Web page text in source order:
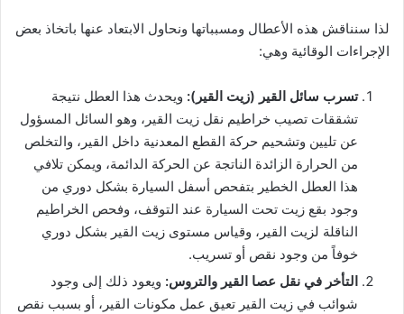
لذا سنناقش هذه الأعطال ومسبباتها ونحاول الابتعاد عنها باتخاذ بعض
الإجراءات الوقائية وهي:
تسرب سائل القير (زيت القير): ويحدث هذا العطل نتيجة
تشققات تصيب خراطيم نقل زيت القير، وهو السائل المسؤول
عن تليين وتشحيم حركة القطع المعدنية داخل القير، والتخلص
من الحرارة الزائدة الناتجة عن الحركة الدائمة، ويمكن تلافي
هذا العطل الخطير بتفحص أسفل السيارة بشكل دوري من
وجود بقع زيت تحت السيارة عند التوقف، وفحص الخراطيم
الناقلة لزيت القير، وقياس مستوى زيت القير بشكل دوري
خوفاً من وجود نقص أو تسريب.
التأخر في نقل عصا القير والتروس: ويعود ذلك إلى وجود
شوائب في زيت القير تعيق عمل مكونات القير، أو بسبب نقص